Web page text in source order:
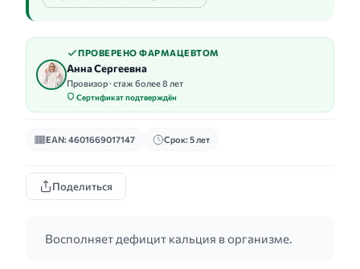
ПРОВЕРЕНО ФАРМАЦЕВТОМ
Анна Сергеевна
Провизор · стаж более 8 лет
Сертификат подтверждён
EAN: 4601669017147 Срок: 5 лет
Поделиться
Восполняет дефицит кальция в организме.